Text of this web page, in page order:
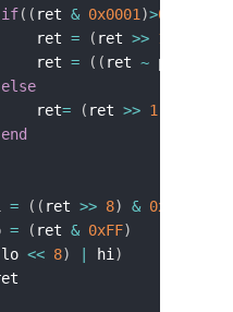
if( ( ret & 0x0001 )>0
ret
= ( ret >> 1
ret
= ( ( ret ~ poly
else
ret
= ( ret >> 1
end
= ( ( ret >> 8) & 0xFF
= ( ret & 0xFF)
lo << 8) hi )